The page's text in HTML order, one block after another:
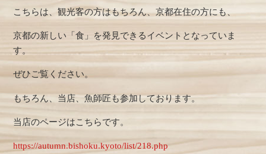
こちらは、観光客の方はもちろん、京都在住の方にも、
京都の新しい「食」を発見できるイベントとなっていま
す。
ぜひご覧ください。
もちろん、当店、魚師匠も参加しております。
当店のページはこちらです。
https://autumn.bishoku.kyoto/list/218.php